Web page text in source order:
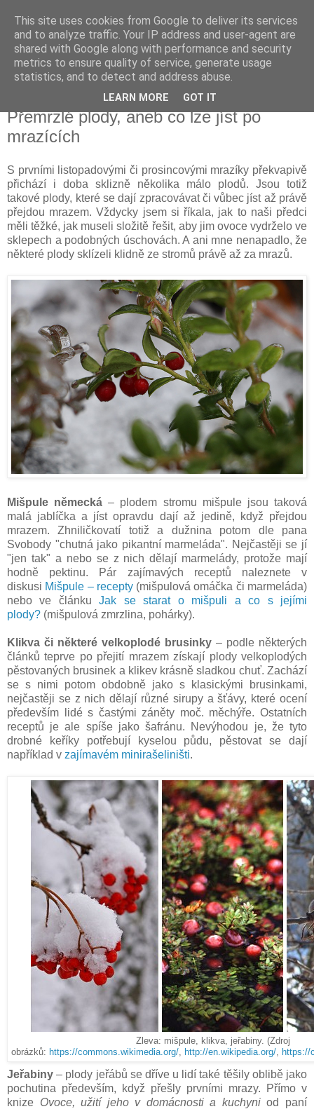
Vysněná zahrada
Blog o plánování a realizování vysněné zahrady.
středa 6. listopadu 2013
Přemrzlé plody, aneb co lze jíst po
mrazících
S prvními listopadovými či prosincovými mrazíky překvapivě
přichází i doba sklizně několika málo plodů. Jsou totiž
takové plody, které se dají zpracovávat či vůbec jíst až právě
přejdou mrazem. Vždycky jsem si říkala, jak to naši předci
měli těžké, jak museli složitě řešit, aby jim ovoce vydrželo ve
sklepech a podobných úschovách. A ani mne nenapadlo, že
některé plody sklízeli klidně ze stromů právě až za mrazů.
Mišpule německá – plodem stromu mišpule jsou taková
malá jablíčka a jíst opravdu dají až jedině, když přejdou
mrazem. Zhniličkovatí totiž a dužnina potom dle pana
Svobody "chutná jako pikantní marmeláda". Nejčastěji se jí
"jen tak" a nebo se z nich dělají marmelády, protože mají
hodně pektinu. Pár zajímavých receptů naleznete v
diskusi Mišpule – recepty(mišpulová omáčka či marmeláda)
nebo ve článkuJak se starat o mišpuli a co s jejími
plody? (mišpulová zmrzlina, pohárky).
Klikva či některé velkoplodé brusinky – podle některých
článků teprve po přejití mrazem získají plody velkoplodých
pěstovaných brusinek a klikev krásně sladkou chuť. Zachází
se s nimi potom obdobně jako s klasickými brusinkami,
nejčastěji se z nich dělají různé sirupy a šťávy, které ocení
především lidé s častými záněty moč. měchýře. Ostatních
receptů je ale spíše jako šafránu. Nevýhodou je, že tyto
drobné keříky potřebují kyselou půdu, pěstovat se dají
například v zajímavém minirašeliništi.
Zleva: mišpule, klikva, jeřabiny. (Zdroj
obrázků: https://commons.wikimedia.org/, http://en.wikipedia.org/, https://
Jeřabiny – plody jeřábů se dříve u lidí také těšily oblibě jako
pochutina především, když přešly prvními mrazy. Přímo v
knize Ovoce, užití jeho v domácnosti a kuchyniod paní
This site uses cookies from Google to deliver its services
and to analyze traffic. Your IP address and user-agent are
shared with Google along with performance and security
metrics to ensure quality of service, generate usage
statistics, and to detect and address abuse.
LEARN MORE GOT IT